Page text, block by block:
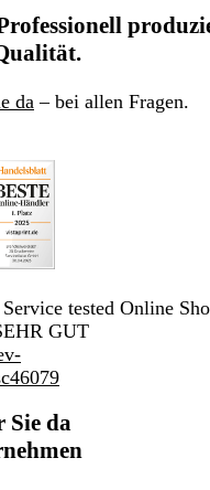
Seite
Seite
Seite
da– bei allen Fragen.
tested Online
GUT
Sie da